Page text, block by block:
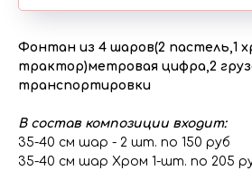
Фонтан из 4 шаров(2 пастель,1
трактор)метровая цифра,2
транспортировки
В состав композиции входит:
35-40 см шар - 2 шт. по 150 руб
35-40 см шар Хром 1-шт. по 205